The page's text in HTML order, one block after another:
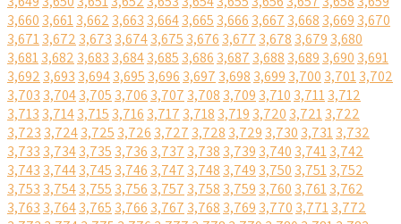
3,660 3,6613,662 3,663 3,6643,665 3,666 3,667 3,668 3,669 3,670
3,6713,672 3,673 3,6743,675 3,676 3,677 3,678 3,679 3,680
3,6813,682 3,683 3,6843,685 3,686 3,687 3,688 3,689 3,690 3,691
3,692 3,693 3,6943,695 3,696 3,697 3,698 3,699 3,700 3,7013,702
3,703 3,7043,705 3,706 3,707 3,708 3,709 3,710 3,7113,712
3,713 3,7143,715 3,716 3,717 3,718 3,719 3,720 3,7213,722
3,723 3,7243,725 3,726 3,727 3,728 3,729 3,730 3,7313,732
3,733 3,7343,735 3,736 3,737 3,738 3,739 3,740 3,7413,742
3,743 3,7443,745 3,746 3,747 3,748 3,749 3,750 3,7513,752
3,753 3,7543,755 3,756 3,757 3,758 3,759 3,760 3,7613,762
3,763 3,7643,765 3,766 3,767 3,768 3,769 3,770 3,7713,772